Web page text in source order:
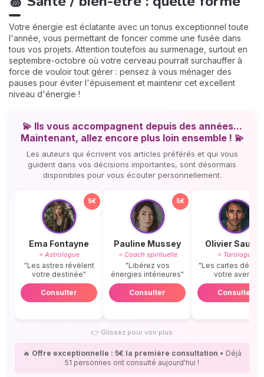
Votre énergie est éclatante avec un tonus exceptionnel toute
l'année, vous permettant de foncer comme une fusée dans
tous vos projets. Attention toutefois au surmenage, surtout en
septembre-octobre où votre cerveau pourrait surchauffer à
force de vouloir tout gérer : pensez à vous ménager des
pauses pour éviter l'épuisement et maintenir cet excellent
niveau d'énergie !
💫 Ils vous accompagnent depuis des années...
Maintenant, allez encore plus loin ensemble ! 💫
Les auteurs qui écrivent vos articles préférés et qui vous
guident dans vos décisions importantes, sont désormais
disponibles pour vous écouter personnellement.
5€
Ema Fontayne
⭐ Astrologue
"Les astres révèlent
votre destinée"
Consulter
5€
Pauline Mussey
⭐ Coach spirituelle
"Libérez vos
énergies intérieures"
Consulter
Olivier
⭐ Tarologue
"Les cartes
votre avenir"
Consulter
👉 Glissez pour voir plus
🔥 Offre exceptionnelle : 5€ la première consultation • Déjà
51 personnes ont consulté aujourd'hui !